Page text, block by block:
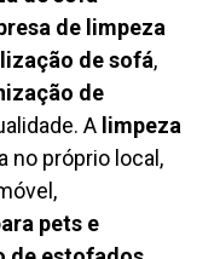
de limpeza
de sofá,
de
A limpeza
no próprio local,
pets e